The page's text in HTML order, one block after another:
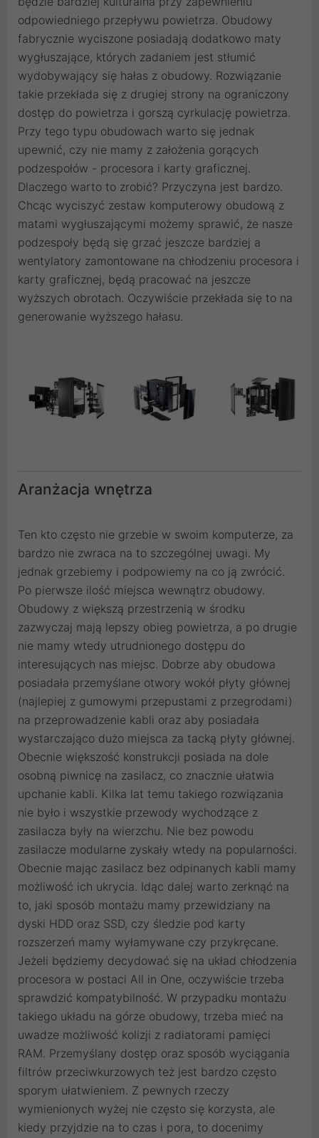
odpowiedniego przepływu powietrza. Obudowy
fabrycznie wyciszone posiadają dodatkowo maty
wygłuszające, których zadaniem jest stłumić
wydobywający się hałas z obudowy. Rozwiązanie
takie przekłada się z drugiej strony na ograniczony
dostęp do powietrza i gorszą cyrkulację powietrza.
Przy tego typu obudowach warto się jednak
upewnić, czy nie mamy z założenia gorących
podzespołów - procesora i karty graficznej.
Dlaczego warto to zrobić? Przyczyna jest bardzo.
Chcąc wyciszyć zestaw komputerowy obudową z
matami wygłuszającymi możemy sprawić, że nasze
podzespoły będą się grzać jeszcze bardziej a
wentylatory zamontowane na chłodzeniu procesora i
karty graficznej, będą pracować na jeszcze
wyższych obrotach. Oczywiście przekłada się to na
generowanie wyższego hałasu.
Aranżacja wnętrza
Ten kto często nie grzebie w swoim komputerze, za
bardzo nie zwraca na to szczególnej uwagi. My
jednak grzebiemy i podpowiemy na co ją zwrócić.
Po pierwsze ilość miejsca wewnątrz obudowy.
Obudowy z większą przestrzenią w środku
zazwyczaj mają lepszy obieg powietrza, a po drugie
nie mamy wtedy utrudnionego dostępu do
interesujących nas miejsc. Dobrze aby obudowa
posiadała przemyślane otwory wokół płyty głównej
(najlepiej z gumowymi przepustami z przegrodami)
na przeprowadzenie kabli oraz aby posiadała
wystarczająco dużo miejsca za tacką płyty głównej.
Obecnie większość konstrukcji posiada na dole
osobną piwnicę na zasilacz, co znacznie ułatwia
upchanie kabli. Kilka lat temu takiego rozwiązania
nie było i wszystkie przewody wychodzące z
zasilacza były na wierzchu. Nie bez powodu
zasilacze modularne zyskały wtedy na popularności.
Obecnie mając zasilacz bez odpinanych kabli mamy
możliwość ich ukrycia. Idąc dalej warto zerknąć na
to, jaki sposób montażu mamy przewidziany na
dyski HDD oraz SSD, czy śledzie pod karty
rozszerzeń mamy wyłamywane czy przykręcane.
Jeżeli będziemy decydować się na układ chłodzenia
procesora w postaci All in One, oczywiście trzeba
sprawdzić kompatybilność. W przypadku montażu
takiego układu na górze obudowy, trzeba mieć na
uwadze możliwość kolizji z radiatorami pamięci
RAM. Przemyślany dostęp oraz sposób wyciągania
filtrów przeciwkurzowych też jest bardzo często
sporym ułatwieniem. Z pewnych rzeczy
wymienionych wyżej nie często się korzysta, ale
kiedy przyjdzie na to czas i pora, to docenimy